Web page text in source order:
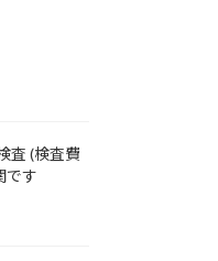
査 (検査費
です